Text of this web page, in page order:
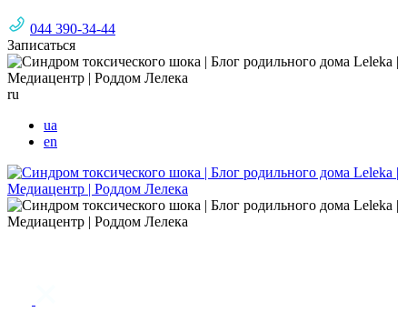
044 390-34-44
Записаться
ru
ua
en